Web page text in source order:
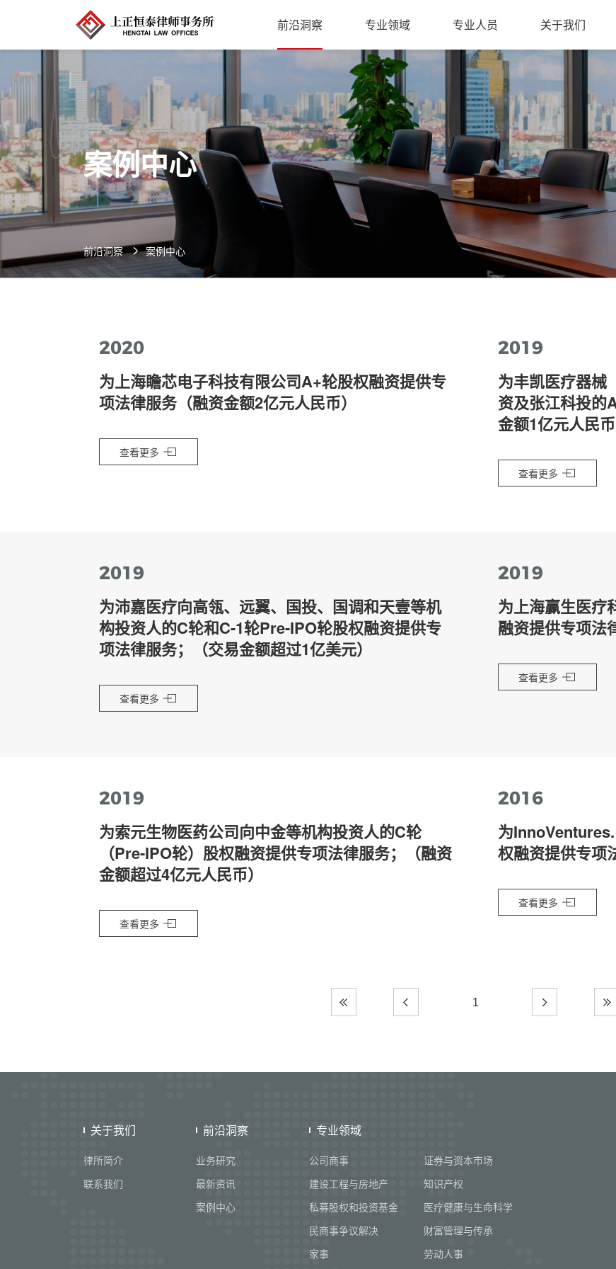
前沿洞察 专业领域 专业人员 关于我们
案例中心
前沿洞察 案例中心
2020
为上海瞻芯电子科技有限公司A+轮股权融资提供专
项法律服务（融资金额2亿元人民币）
查看更多
2019
为丰凯医疗器械
资及张江科投的
金额1亿元人民币
查看更多
2019
为沛嘉医疗向高瓴、远翼、国投、国调和天壹等机
构投资人的C轮和C-1轮Pre-IPO轮股权融资提供专
项法律服务；（交易金额超过1亿美元）
查看更多
2019
为上海赢生医疗
融资提供专项法
查看更多
2019
为索元生物医药公司向中金等机构投资人的C轮
（Pre-IPO轮）股权融资提供专项法律服务；（融资
金额超过4亿元人民币）
查看更多
2016
为
权融资提供专项
查看更多
1
关于我们
律所简介
联系我们
前沿洞察
业务研究
最新资讯
案例中心
专业领域
公司商事
证券与资本市场
建设工程与房地产
知识产权
私募股权和投资基金
医疗健康与生命科学
民商事争议解决
财富管理与传承
家事
劳动人事